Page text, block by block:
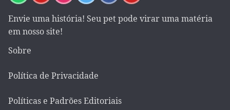
Envie uma história! Seu pet pode virar uma matéria
em nosso site!
Sobre
Política de Privacidade
Políticas e Padrões Editoriais